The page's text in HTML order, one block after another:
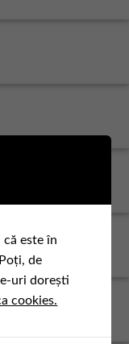
este în
de
uri dorești
cookies.